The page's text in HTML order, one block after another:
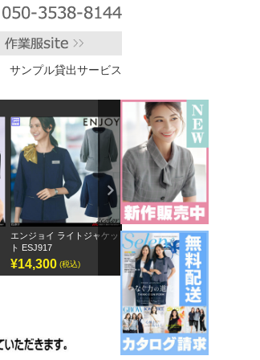
サンプル貸出サービス
ボンオフィス キュロット
AC3217
¥9,295 (税込)
半袖オーバーブラウス
GOBL-2602
¥12,155 (税込)
Next